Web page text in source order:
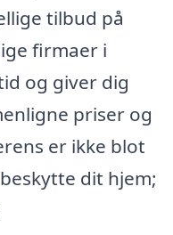
tilbud på
firmaer i
og giver dig
priser og
er ikke blot
dit hjem;